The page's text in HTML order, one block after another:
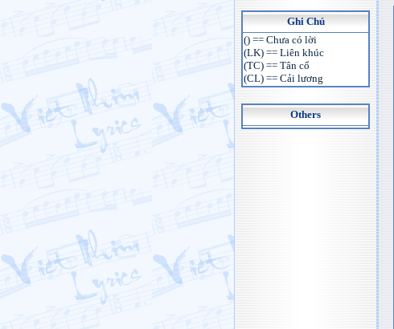
Ghi Chú
() == Chưa có lời
(LK) == Liên khúc
(TC) == Tân cổ
(CL) == Cải lương
Others